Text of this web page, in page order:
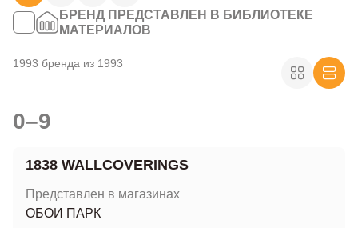
БРЕНД ПРЕДСТАВЛЕН В БИБЛИОТЕКЕ
МАТЕРИАЛОВ
1993 бренда из 1993
0–9
1838 WALLCOVERINGS
Представлен в магазинах
ОБОИ ПАРК